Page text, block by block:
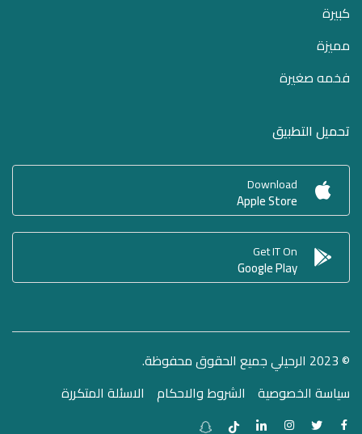
كبيرة
مميزة
فخمه صغيرة
تحميل التطبيق
Download
Apple Store
Get IT On
Google Play
© 2023 الرحيلي جميع الحقوق محفوظة.
سياسة الخصوصية الشروط والاحكام الاسئلة المتكررة